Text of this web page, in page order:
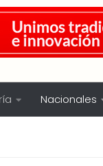
Nacionales